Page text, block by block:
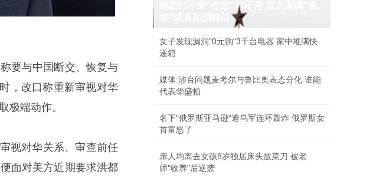
要与中国断交、恢复与
，改口称重新审视对华
极端动作。
视对华关系、审查前任
面对美方近期要求洪都
地面打不穿"空战"打不停 普京高调"换
女子发现漏洞"0元购"3千台电器 家中堆满快
递箱
媒体:涉台问题麦考尔与鲁比奥表态分化 谁能
代表华盛顿
名下"俄罗斯亚马逊"遭乌军连环轰炸 俄罗斯女
首富怒了
亲人均离去女孩8岁独居床头放菜刀 被老
师"收养"后逆袭